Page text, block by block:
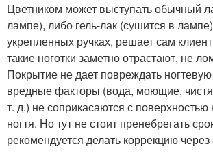
Цветником может выступать обычный
лампе), либо гель-лак (сушится в
укрепленных ручках, решает сам
такие ноготки заметно отрастают, не
Покрытие не дает повреждать
вредные факторы (вода, моющие,
т. д.) не соприкасаются с поверхностью
ногтя. Но тут не стоит пренебрегать
рекомендуется делать коррекцию